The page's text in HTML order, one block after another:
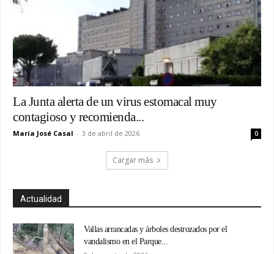
La Junta alerta de un virus estomacal muy
contagioso y recomienda...
María José Casal - 3 de abril de 2026 0
Cargar más
Actualidad
Vallas arrancadas y árboles destrozados por el
vandalismo en el Parque...